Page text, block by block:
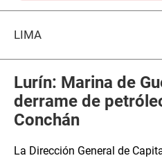
LIMA
Lurín: Marina de
derrame de
Conchán
La Dirección General de